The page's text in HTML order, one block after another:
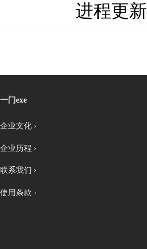
进程更新
一门exe
企业文化 ›
企业历程 ›
联系我们 ›
使用条款 ›